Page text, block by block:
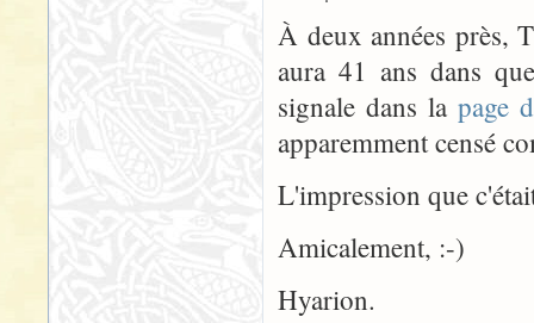
À deux années près,
aura 41 ans dans
signale dans lapage
apparemment censé
L'impression que
Amicalement, :-)
Hyarion.